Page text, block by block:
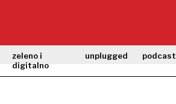
zeleno i
digitalno
unplugged podcast